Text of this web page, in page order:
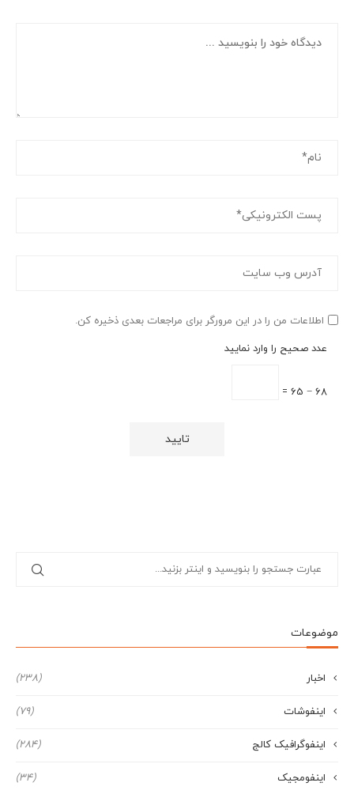
اطلاعات من را در این مرورگر برای مراجعات بعدی ذخیره کن.
عدد صحیح را وارد نمایید
68 − 65 =
موضوعات
اخبار (238)
اینفوشات (79)
اینفوگرافیک کالج (284)
اینفومجیک (34)